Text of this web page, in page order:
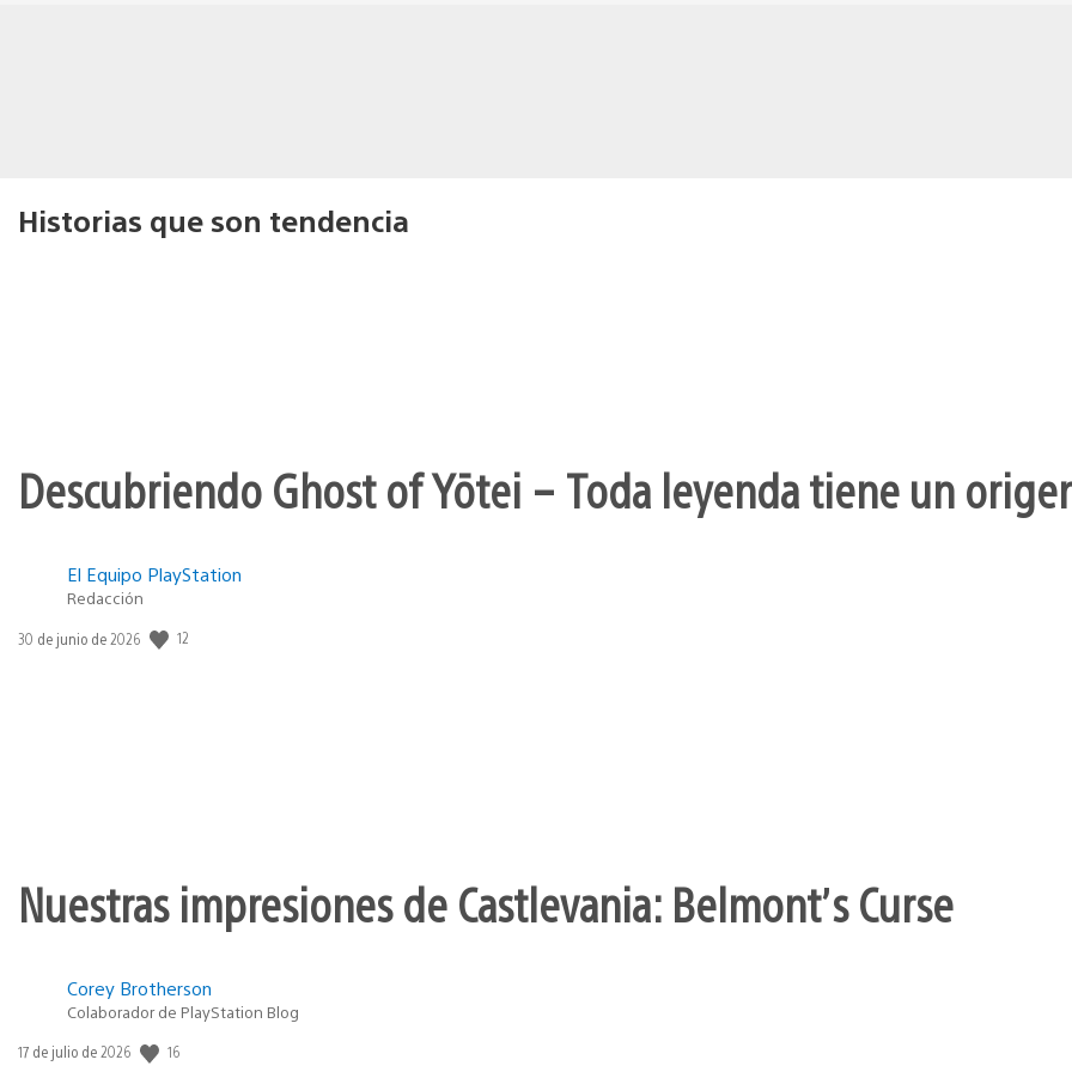
Historias que son tendencia
Descubriendo Ghost of Yōtei – Toda leyenda tiene un
El Equipo PlayStation
Redacción
Fecha
30 de junio de 2026 12
Nuestras impresiones de Castlevania: Belmont’s Curse
Corey Brotherson
Colaborador de PlayStation Blog
Fecha
17 de julio de 2026 16